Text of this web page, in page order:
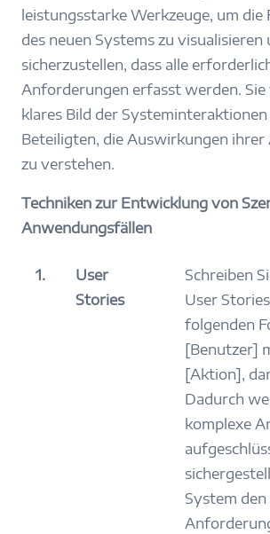
leistungsstarke Werkzeuge, um die
des neuen Systems zu visualisieren
sicherzustellen, dass alle
Anforderungen erfasst werden.
klares Bild der
Beteiligten, die Auswirkungen
zu verstehen.
Techniken zur Entwicklung von
Anwendungsfällen
1.
User
Stories
Schreiben
User
folgenden
[Benutzer]
[Aktion],
Dadurch
komplexe
System